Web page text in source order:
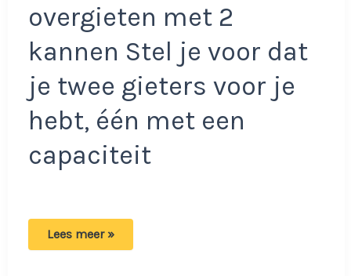
overgieten met 2
kannen Stel je voor dat
je twee gieters voor je
hebt, één met een
capaciteit
Uitdaging:
Lees meer »